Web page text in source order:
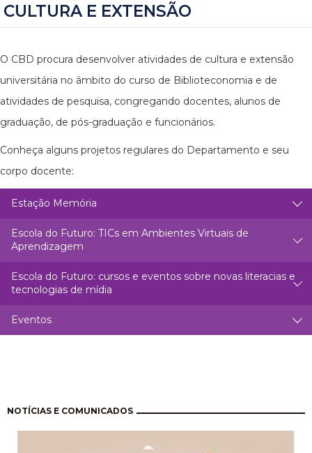
CULTURA E EXTENSÃO
O CBD procura desenvolver atividades de cultura e extensão
universitária no âmbito do curso de Biblioteconomia e de
atividades de pesquisa, congregando docentes, alunos de
graduação, de pós-graduação e funcionários.
Conheça alguns projetos regulares do Departamento e seu
corpo docente:
Estação Memória
Escola do Futuro: TICs em Ambientes Virtuais de
Aprendizagem
Escola do Futuro: cursos e eventos sobre novas literacias e
tecnologias de mídia
Eventos
NOTÍCIAS E COMUNICADOS
Paginação